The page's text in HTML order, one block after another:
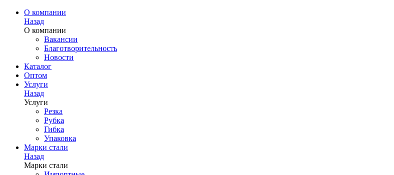
О компании
Назад
О компании
Вакансии
Благотворительность
Новости
Каталог
Оптом
Услуги
Назад
Услуги
Резка
Рубка
Гибка
Упаковка
Марки стали
Назад
Марки стали